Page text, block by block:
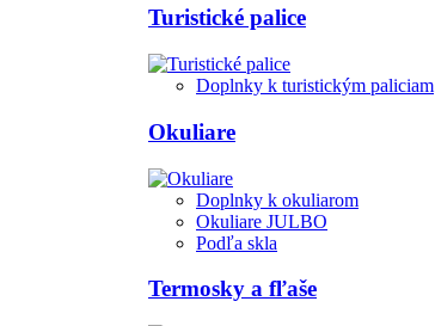
Turistické palice
Doplnky k turistickým paliciam
Okuliare
Doplnky k okuliarom
Okuliare JULBO
Podľa skla
Termosky a fľaše